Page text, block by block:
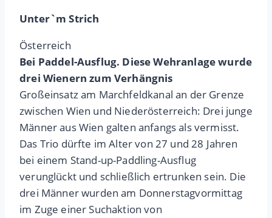
Unter`m Strich
Österreich
Bei Paddel-Ausflug. Diese Wehranlage wurde
drei Wienern zum Verhängnis
Großeinsatz am Marchfeldkanal an der Grenze
zwischen Wien und Niederösterreich: Drei junge
Männer aus Wien galten anfangs als vermisst.
Das Trio dürfte im Alter von 27 und 28 Jahren
bei einem Stand-up-Paddling-Ausflug
verunglückt und schließlich ertrunken sein. Die
drei Männer wurden am Donnerstagvormittag
im Zuge einer Suchaktion von